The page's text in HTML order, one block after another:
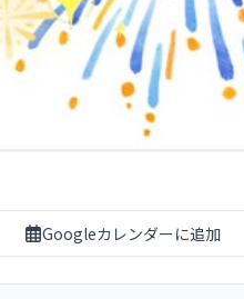
Googleカレンダーに追加